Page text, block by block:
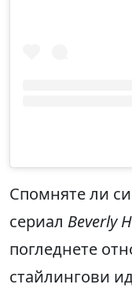
Спомняте ли
сериал Beverly
погледнете
стайлингови